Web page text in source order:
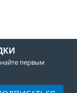
первым